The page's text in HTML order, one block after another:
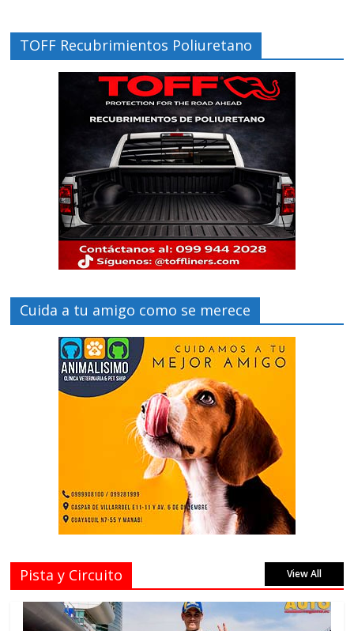
TOFF Recubrimientos Poliuretano
Cuida a tu amigo como se merece
Pista y Circuito View All